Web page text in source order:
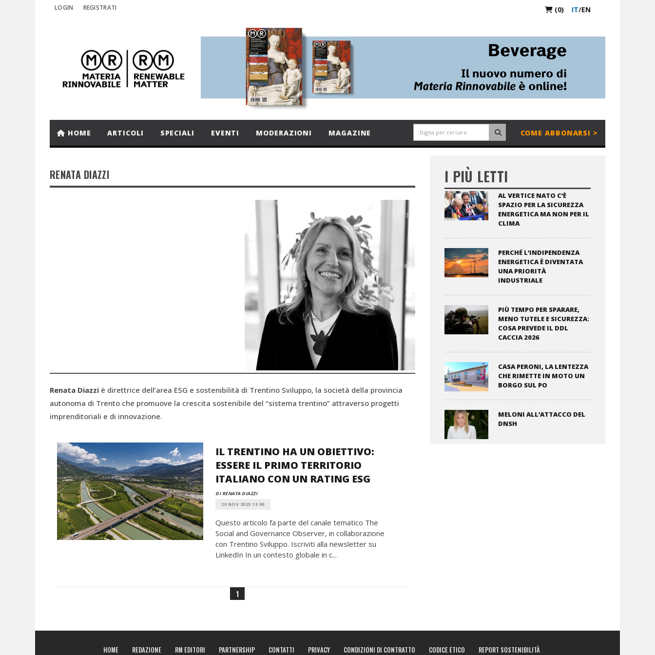
LOGIN REGISTRATI (0) IT/EN
HOME ARTICOLI SPECIALI EVENTI MODERAZIONI MAGAZINE COME ABBONARSI >
RENATA DIAZZI
Renata Diazzi è direttrice dell’area ESG e sostenibilità di Trentino Sviluppo, la società della provincia
autonoma di Trento che promuove la crescita sostenibile del “sistema trentino” attraverso progetti
imprenditoriali e di innovazione.
IL TRENTINO HA UN OBIETTIVO:
ESSERE IL PRIMO TERRITORIO
ITALIANO CON UN RATING ESG
DI RENATA DIAZZI
20 NOV 2025 13:00
Questo articolo fa parte del canale tematico The
Social and Governance Observer, in collaborazione
con Trentino Sviluppo. Iscriviti alla newsletter su
LinkedIn In un contesto globale in c...
1
I PIÙ LETTI
AL VERTICE NATO C’È
SPAZIO PER LA SICUREZZA
ENERGETICA MA NON PER IL
CLIMA
PERCHÉ L’INDIPENDENZA
ENERGETICA È DIVENTATA
UNA PRIORITÀ
INDUSTRIALE
PIÙ TEMPO PER SPARARE,
MENO TUTELE E SICUREZZA:
COSA PREVEDE IL DDL
CACCIA 2026
CASA PERONI, LA LENTEZZA
CHE RIMETTE IN MOTO UN
BORGO SUL PO
MELONI ALL’ATTACCO DEL
DNSH
HOME REDAZIONE RM EDITORI PARTNERSHIP CONTATTI PRIVACY CONDIZIONI DI CONTRATTO CODICE ETICO REPORT SOSTENIBILITÀ